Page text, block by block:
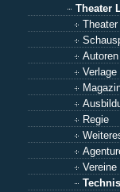
Theater
Theater
Autoren
Verlage
Regie